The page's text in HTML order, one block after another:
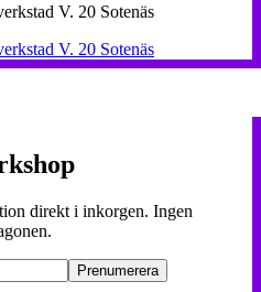
V. 20 Sotenäs
V. 20 Sotenäs
direkt i inkorgen. Ingen
Prenumerera